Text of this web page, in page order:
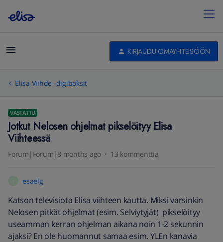
KIRJAUDU OMAYHTEISÖÖN
Elisa Viihde -digiboksit
VASTATTU
Jotkut Nelosen ohjelmat pikselöityy Elisa
Viihteessä
Forum|Forum|8 months ago 13 kommenttia
esaelg
Katson televisiota Elisa viihteen kautta. Miksi varsinkin
Nelosen pitkät ohjelmat (esim. Selviytyjät) pikselöityy
useamman kerran ohjelman aikana noin 1-2 sekunnin
ajaksi? En ole huomannut samaa esim. YLEn kanavia